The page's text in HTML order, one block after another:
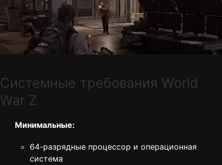
Cистемные требования World
War Z
Минимальные:
64-разрядные процессор и операционная
система